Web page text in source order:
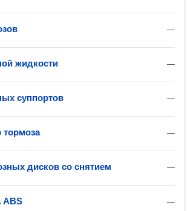
—
—
жидкости
—
суппортов
—
тормоза
—
дисков со снятием
—
ABS